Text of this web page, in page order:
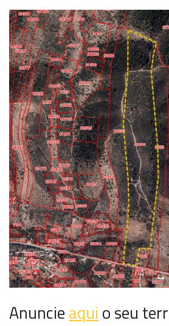
Anuncieaqui o seu